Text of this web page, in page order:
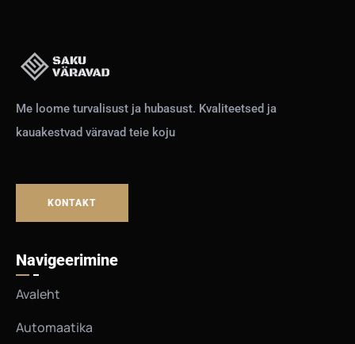
Me loome turvalisust ja hubasust. Kvaliteetsed ja
kauakestvad väravad teie koju
KONTAKT
Navigeerimine
Avaleht
Automaatika